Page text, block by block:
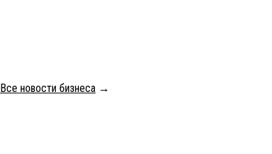
Все новости бизнеса →